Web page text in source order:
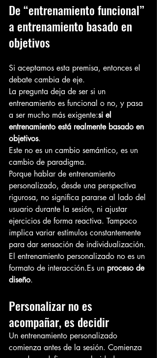
De “entrenamiento funcional”
a entrenamiento basado en
objetivos
Si aceptamos esta premisa, entonces el
debate cambia de eje.
La pregunta deja de ser si un
entrenamiento es funcional o no, y pasa
a ser mucho más exigente:si el
entrenamiento está realmente basado en
objetivos.
Este no es un cambio semántico, es un
cambio de paradigma.
Porque hablar de entrenamiento
personalizado, desde una perspectiva
rigurosa, no significa pararse al lado del
usuario durante la sesión, ni ajustar
ejercicios de forma reactiva. Tampoco
implica variar estímulos constantemente
para dar sensación de individualización.
El entrenamiento personalizado no es un
formato de interacción.Es un proceso de
diseño.
Personalizar no es
acompañar, es decidir
Un entrenamiento personalizado
comienza antes de la sesión. Comienza